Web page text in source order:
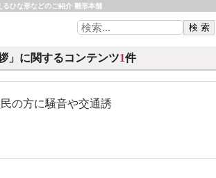
るひな形などのご紹介 雛形本舗
」に関するコンテンツ1件
の方に騒音や交通誘